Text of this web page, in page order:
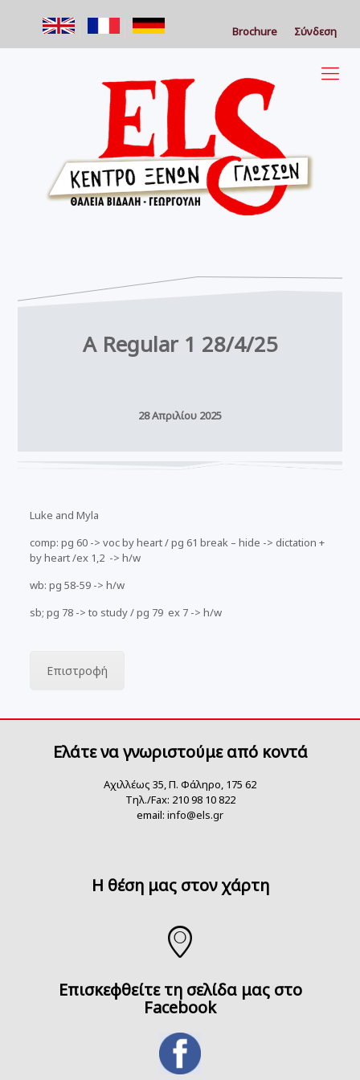
Brochure Σύνδεση
A Regular 1 28/4/25
28 Απριλίου 2025
Luke and Myla
comp: pg 60 -> voc by heart / pg 61 break – hide -> dictation +
by heart /ex 1,2 -> h/w
wb: pg 58-59 -> h/w
sb; pg 78 -> to study / pg 79 ex 7 -> h/w
Επιστροφή
Ελάτε να γνωριστούμε από κοντά
Αχιλλέως 35, Π. Φάληρο, 175 62
Τηλ./Fax: 210 98 10 822
email: info@els.gr
H θέση μας στον χάρτη
Επισκεφθείτε τη σελίδα μας στο
Facebook